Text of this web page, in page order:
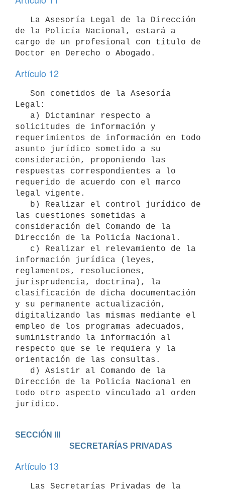
de la Policía Nacional, estará a
cargo de un profesional con título de
Artículo 12
Legal:
solicitudes de información y
requerimientos de información en todo
asunto jurídico sometido a su
consideración, proponiendo las
respuestas correspondientes a lo
requerido de acuerdo con el marco
legal vigente.
las cuestiones sometidas a
consideración del Comando de la
Dirección de la Policía Nacional.
información jurídica (leyes,
reglamentos, resoluciones,
jurisprudencia, doctrina), la
clasificación de dicha documentación
y su permanente actualización,
digitalizando las mismas mediante el
empleo de los programas adecuados,
suministrando la información al
respecto que se le requiera y la
orientación de las consultas.
Dirección de la Policía Nacional en
todo otro aspecto vinculado al orden
jurídico.
SECCIÓN III
                           SECRETARÍAS PRIVADAS
Artículo 13